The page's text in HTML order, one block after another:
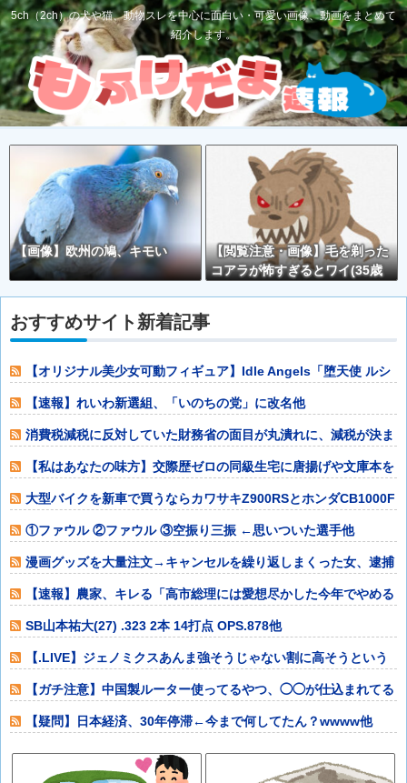
5ch（2ch）の犬や猫、動物スレを中心に面白い・可愛い画像、動画をまとめて
紹介します。
【画像】欧州の鳩、キモい
【閲覧注意・画像】毛を剃った
コアラが怖すぎるとワイ(35歳
おすすめサイト新着記事
【オリジナル美少女可動フィギュア】Idle Angels「堕天使 ルシ
フ
【速報】れいわ新選組、「いのちの党」に改名他
消費税減税に反対していた財務省の面目が丸潰れに、減税が決ま
った途端に市場
【私はあなたの味方】交際歴ゼロの同級生宅に唐揚げや文庫本を
20回以上届け
大型バイクを新車で買うならカワサキZ900RSとホンダCB1000F
どっ
①ファウル ②ファウル ③空振り三振 ←思いついた選手他
漫画グッズを大量注文→キャンセルを繰り返しまくった女、逮捕
される 被害総
【速報】農家、キレる「高市総理には愛想尽かした今年でやめる
ぞ」コメ売値は
SB山本祐大(27) .323 2本 14打点 OPS.878他
【.LIVE】ジェノミクスあんま強そうじゃない割に高そうという
恐竜デッキ
【ガチ注意】中国製ルーター使ってるやつ、◯◯が仕込まれてる
かもしれないぞ
【疑問】日本経済、30年停滞←今まで何してたん？wwww他